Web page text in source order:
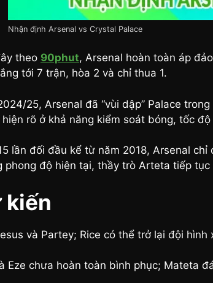
Nhận định Arsenal vs Crystal Palace
theo 90phut, Arsenal hoàn toàn áp
tới 7 trận, hòa 2 và chỉ thua 1.
25, Arsenal đã “vùi dập” Palace
rõ ở khả năng kiểm soát bóng, tốc
lần đối đầu kể từ năm 2018, Arsenal
độ hiện tại, thầy trò Arteta tiếp
kiến
và Partey; Rice có thể trở lại đội hình
Eze chưa hoàn toàn bình phục; Mateta